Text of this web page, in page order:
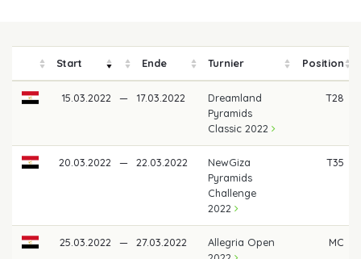
Start Ende Turnier Position
15.03.2022 — 17.03.2022
Dreamland
Pyramids
Classic 2022
T28
20.03.2022 — 22.03.2022
NewGiza
Pyramids
Challenge
2022
T35
25.03.2022 — 27.03.2022
Allegria Open
MC